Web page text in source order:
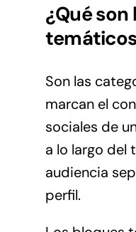
¿Qué
Son las
marcan el
sociales de
a lo largo del
audiencia
perfil.